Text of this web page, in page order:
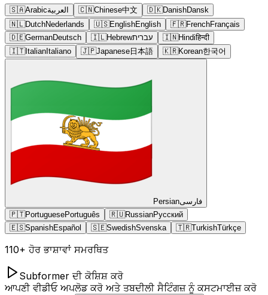
🇸🇦Arabicالعربية 🇨🇳Chinese中文 🇩🇰DanishDansk
🇳🇱DutchNederlands 🇺🇸EnglishEnglish 🇫🇷FrenchFrançais
🇩🇪GermanDeutsch 🇮🇱Hebrewעברית 🇮🇳Hindiहिन्दी
🇮🇹Italian Italiano 🇯🇵Japanese 日本語 🇰🇷Korean한국어
Persianفارسی
🇵🇹PortuguesePortuguês 🇷🇺RussianРусский
🇪🇸SpanishEspañol 🇸🇪SwedishSvenska 🇹🇷TurkishTürkçe
110+ ਹੋਰ ਭਾਸ਼ਾਵਾਂ ਸਮਰਥਿਤ
Subformer ਦੀ ਕੋਸ਼ਿਸ਼ ਕਰੋ
ਆਪਣੀ ਵੀਡੀਓ ਅਪਲੋਡ ਕਰੋ ਅਤੇ ਤਬਦੀਲੀ ਸੈਟਿੰਗਜ਼ ਨੂੰ ਕਸਟਮਾਈਜ਼ ਕਰੋ